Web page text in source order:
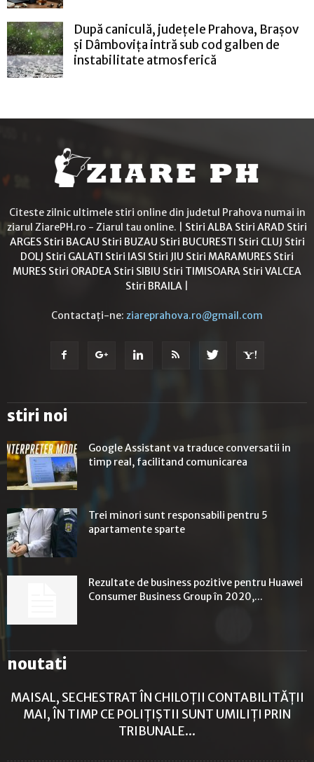
După caniculă, județele Prahova, Brașov
și Dâmbovița intră sub cod galben de
instabilitate atmosferică
Citeste zilnic ultimele stiri online din judetul Prahova numai in
ziarul ZiarePH.ro - Ziarul tau online. | Stiri ALBA Stiri ARAD Stiri
ARGES Stiri BACAU Stiri BUZAU Stiri BUCURESTI Stiri CLUJ Stiri
DOLJ Stiri GALATI Stiri IASI Stiri JIU Stiri MARAMURES Stiri
MURES Stiri ORADEA Stiri SIBIU Stiri TIMISOARA Stiri VALCEA
Stiri BRAILA
Contactați-ne: ziareprahova.ro@gmail.com
stiri noi
Google Assistant va traduce conversatii in
timp real, facilitand comunicarea
Trei minori sunt responsabili pentru 5
apartamente sparte
Rezultate de business pozitive pentru Huawei
Consumer Business Group în 2020,...
noutati
MAISAL, SECHESTRAT ÎN CHILOȚII CONTABILITĂȚII
MAI, ÎN TIMP CE POLIȚIȘTII SUNT UMILIȚI PRIN
TRIBUNALE...